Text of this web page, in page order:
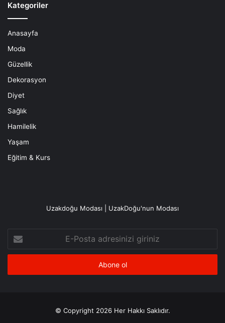
Kategoriler
Anasayfa
Moda
Güzellik
Dekorasyon
Diyet
Sağlık
Hamilelik
Yaşam
Eğitim & Kurs
Uzakdoğu Modası | UzakDoğu'nun Modası
Posta
adresinizi
© Copyright 2026 Her Hakkı Saklıdır.